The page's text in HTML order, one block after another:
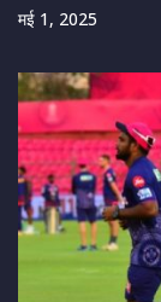
मई 1, 2025